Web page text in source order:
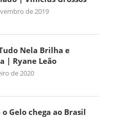
de 2019
Nela Brilha e
| Ryane Leão
de 2020
Gelo chega ao Brasil